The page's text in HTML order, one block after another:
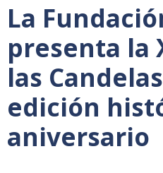
La
presenta la
las
edición
aniversario